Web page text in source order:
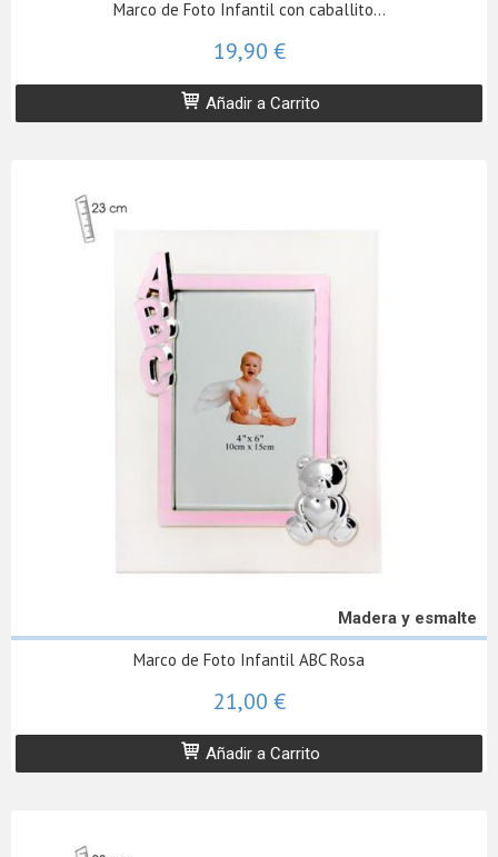
Marco de Foto Infantil con caballito...
19,90 €
Añadir a Carrito
Madera y esmalte
Marco de Foto Infantil ABC Rosa
21,00 €
Añadir a Carrito